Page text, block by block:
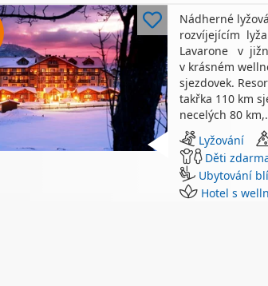
Nádherné
rozvíjejícím
Lavarone v
v krásném
sjezdovek.
takřka 110 km
necelých 80
Lyžování
Děti
Ubytování
Hotel s